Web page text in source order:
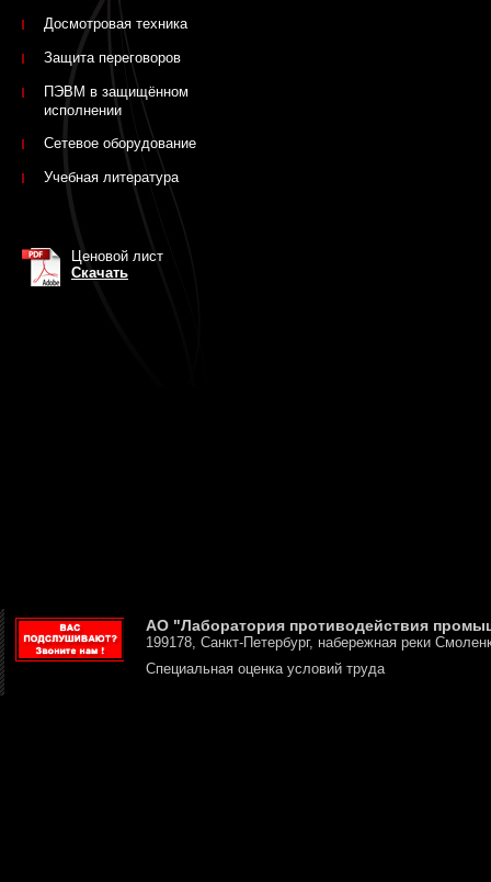
Досмотровая техника
Защита переговоров
ПЭВМ в защищённом
исполнении
Сетевое оборудование
Учебная литература
Ценовой лист
Скачать
АО "Лаборатория противодействия
199178, Санкт-Петербург, набережная реки
Специальная оценка условий труда